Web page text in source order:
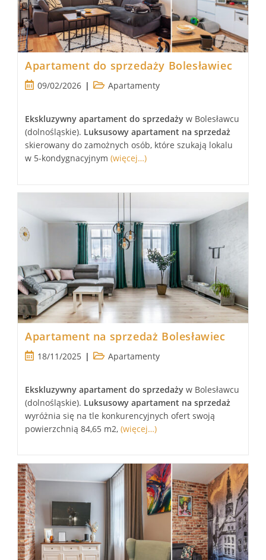
Apartament do sprzedaży Bolesławiec
Post09/02/2026
PostApartamenty
Ekskluzywny apartament do sprzedaży w Bolesławcu
(dolnośląskie). Luksusowy apartament na sprzedaż
skierowany do zamożnych osób, które szukają lokalu
w 5-kondygnacyjnym(więcej…)
Apartament na sprzedaż Bolesławiec
Post18/11/2025
PostApartamenty
Ekskluzywny apartament do sprzedaży w Bolesławcu
(dolnośląskie). Luksusowy apartament na sprzedaż
wyróżnia się na tle konkurencyjnych ofert swoją
powierzchnią 84,65 m2,(więcej…)